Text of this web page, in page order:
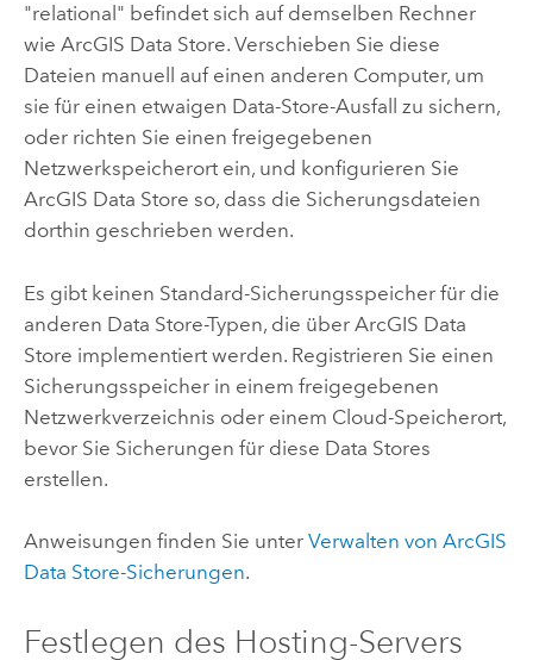
"relational" befindet sich auf demselben Rechner
wie ArcGIS Data Store. Verschieben Sie diese
Dateien manuell auf einen anderen Computer, um
sie für einen etwaigen Data-Store-Ausfall zu sichern,
oder richten Sie einen freigegebenen
Netzwerkspeicherort ein, und konfigurieren Sie
ArcGIS Data Store so, dass die Sicherungsdateien
dorthin geschrieben werden.
Es gibt keinen Standard-Sicherungsspeicher für die
anderen Data Store-Typen, die über ArcGIS Data
Store implementiert werden. Registrieren Sie einen
Sicherungsspeicher in einem freigegebenen
Netzwerkverzeichnis oder einem Cloud-Speicherort,
bevor Sie Sicherungen für diese Data Stores
erstellen.
Anweisungen finden Sie unter Verwalten von ArcGIS
Data Store-Sicherungen.
Festlegen des Hosting-Servers